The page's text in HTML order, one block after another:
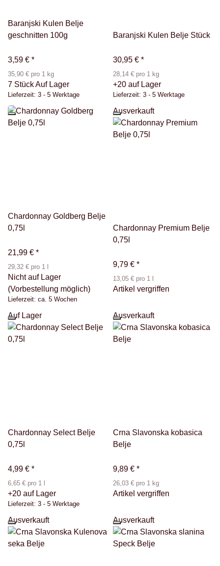
Baranjski Kulen Belje
geschnitten 100g
3,59 € *
35,90 € pro 1 kg
7 Stück Auf Lager
Lieferzeit: 3 - 5 Werktage
Baranjski Kulen Belje Stück
30,95 € *
28,14 € pro 1 kg
+20 auf Lager
Lieferzeit: 3 - 5 Werktage
Chardonnay Goldberg Belje
0,75l
21,99 € *
29,32 € pro 1 l
Nicht auf Lager
(Vorbestellung möglich)
Lieferzeit: ca. 5 Wochen
Ausverkauft
Chardonnay Premium Belje
0,75l
9,79 € *
13,05 € pro 1 l
Artikel vergriffen
Auf Lager
Chardonnay Select Belje
0,75l
4,99 € *
6,65 € pro 1 l
+20 auf Lager
Lieferzeit: 3 - 5 Werktage
Ausverkauft
Crna Slavonska kobasica
Belje
9,89 € *
26,03 € pro 1 kg
Artikel vergriffen
Ausverkauft Ausverkauft